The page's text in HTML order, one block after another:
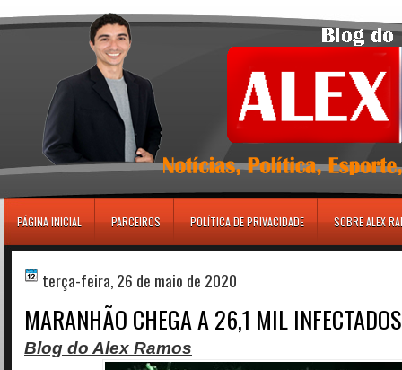
PÁGINA INICIAL PARCEIROS POLÍTICA DE PRIVACIDADE SOBRE ALEX
terça-feira, 26 de maio de 2020
MARANHÃO CHEGA A 26,1 MIL
Blog do Alex Ramos